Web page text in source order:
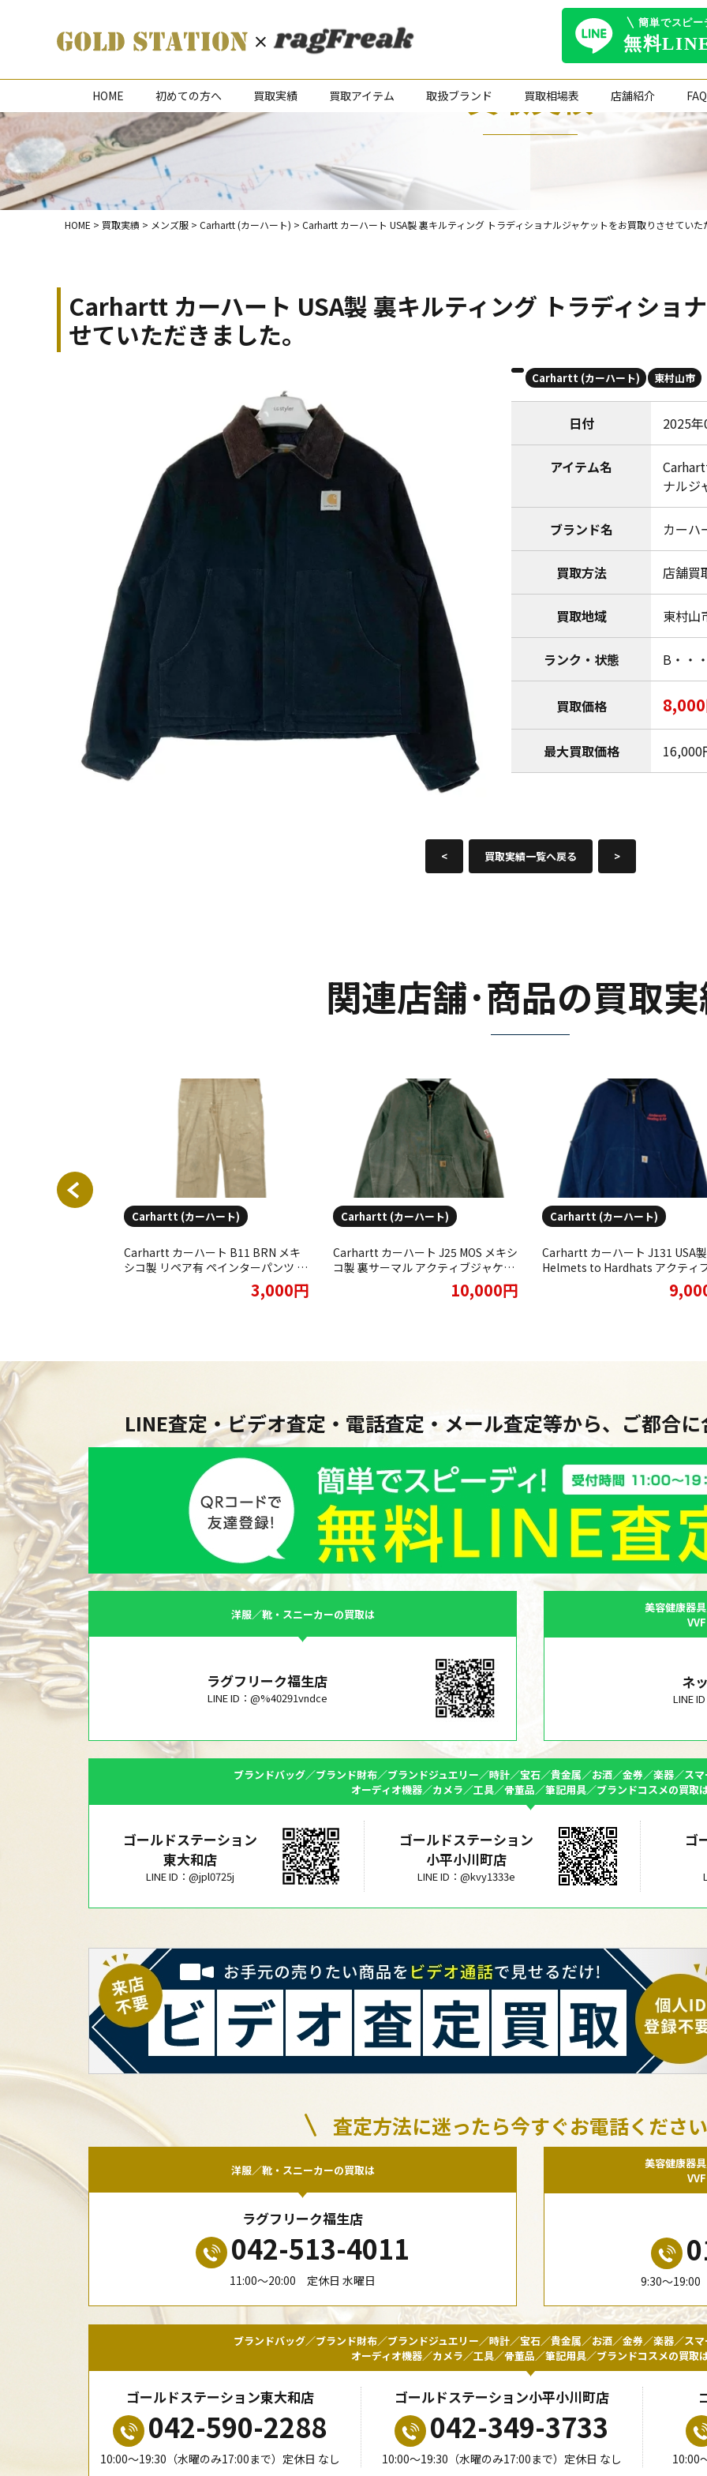
HOME 初めての方へ 買取実績 買取アイテム 取扱ブランド 買取相場表 店舗紹介 FAQ
買取実績
HOME > 買取実績 > メンズ服 > Carhartt (カーハート) > Carhartt カーハート USA製 裏キルティング トラディショナルジャケットをお買取りさせていた
Carhartt カーハート USA製 裏キルティング トラディショ
せていただきました。
Carhartt (カーハート) 東村山市
日付 2025
アイテム名
ナルジ
ブランド名 カーハ
買取方法 店舗買
買取地域 東村山
ランク・状態 B・・
買取価格
最大買取価格 16,000
< 買取実績一覧へ戻る >
関連店舗･商品の買取
Carhartt (カーハート)
Carhartt カーハート B11 BRN メキ
シコ製 リペア有 ペインターパンツ を
お買取りさせていただきました。
3,000円
Carhartt (カーハート)
Carhartt カーハート J25 MOS メキシ
コ製 裏サーマル アクティブジャケッ
ト モスグリーン をお買取りさせてい
10,000円
Carhartt (カーハート)
Carhartt カーハート J131 USA製
Helmets to Hardhats アクティ
ャケットをお買取りさせていた
LINE査定・ビデオ査定・電話査定・メール査定等から、ご都合
洋服／靴・スニーカーの買取は
ラグフリーク福生店
LINE ID：@%40291vndce
美容健康器
ネ
LINE
ブランドバッグ／ブランド財布／ブランドジュエリー／時計／宝石／貴金属／お酒／金券／楽器／ス
オーディオ機器／カメラ／工具／骨董品／筆記用具／ブランドコスメの買取
ゴールドステーション
東大和店
LINE ID：@jpl0725j
ゴールドステーション
小平小川町店
LINE ID：@kvy1333e
ゴ
査定方法に迷ったら今すぐお電話くださ
洋服／靴・スニーカーの買取は
ラグフリーク福生店
042-513-4011
11:00〜20:00 定休日 水曜日
美容健康器
9:30〜19:00
ブランドバッグ／ブランド財布／ブランドジュエリー／時計／宝石／貴金属／お酒／金券／楽器／ス
オーディオ機器／カメラ／工具／骨董品／筆記用具／ブランドコスメの買取
ゴールドステーション東大和店
042-590-2288
10:00〜19:30（水曜のみ17:00まで）定休日 なし
ゴールドステーション小平小川町店
042-349-3733
10:00〜19:30（水曜のみ17:00まで）定休日 なし 10:00